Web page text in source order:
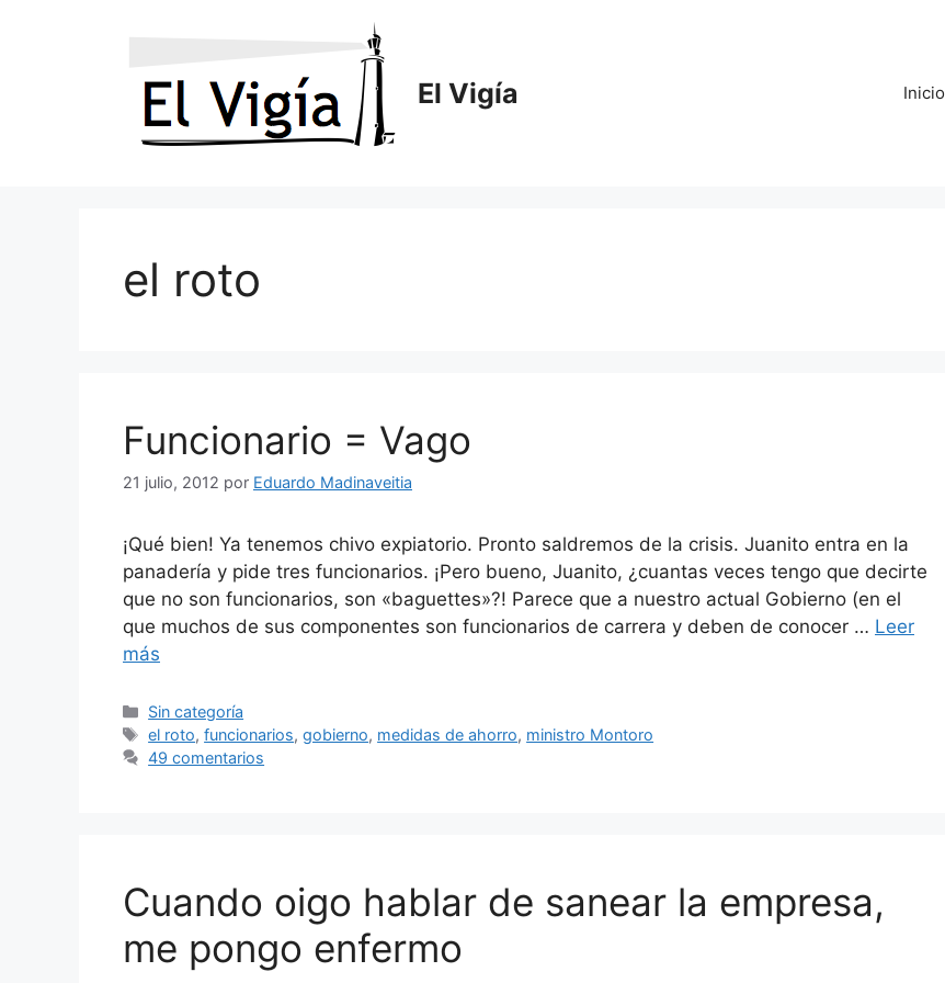
El Vigía Inicio
el roto
Funcionario = Vago
21 julio, 2012 por Eduardo Madinaveitia
¡Qué bien! Ya tenemos chivo expiatorio. Pronto saldremos de la crisis. Juanito entra en la
panadería y pide tres funcionarios. ¡Pero bueno, Juanito, ¿cuantas veces tengo que decirte
que no son funcionarios, son «baguettes»?! Parece que a nuestro actual Gobierno (en el
que muchos de sus componentes son funcionarios de carrera y deben de conocer … Leer
más
Categorías
Sin categoría
Etiquetas
el roto,funcionarios,gobierno, medidas de ahorro, ministro Montoro
49 comentarios
Cuando oigo hablar de sanear la empresa,
me pongo enfermo